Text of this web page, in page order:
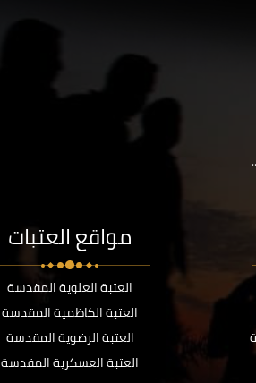
مواقع العتبات
العتبة العلوية المقدسة
العتبة الكاظمية المقدسة
العتبة الرضوية المقدسة
العتبة العسكرية المقدسة